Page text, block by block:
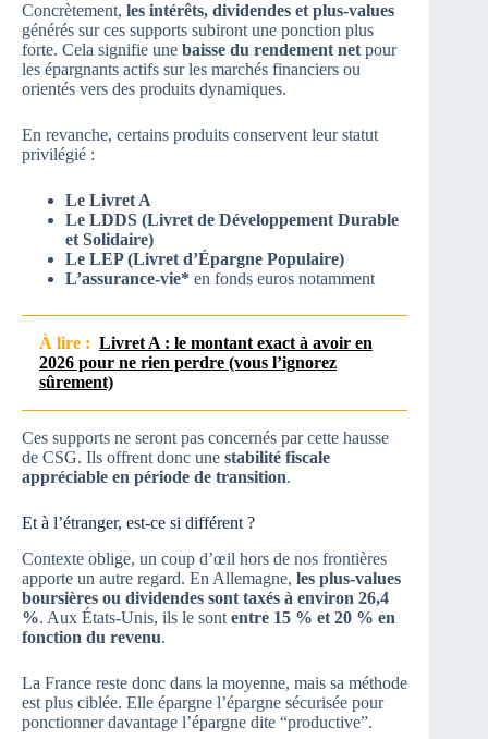
Concrètement, les intérêts, dividendes et plus-values
générés sur ces supports subiront une ponction plus
forte. Cela signifie une baisse du rendement net pour
les épargnants actifs sur les marchés financiers ou
orientés vers des produits dynamiques.
En revanche, certains produits conservent leur statut
privilégié :
Le Livret A
Le LDDS (Livret de Développement Durable
et Solidaire)
Le LEP (Livret d’Épargne Populaire)
L’assurance-vie* en fonds euros notamment
À lire : Livret A : le montant exact à avoir en
2026 pour ne rien perdre (vous l’ignorez
sûrement)
Ces supports ne seront pas concernés par cette hausse
de CSG. Ils offrent donc une stabilité fiscale
appréciable en période de transition.
Et à l’étranger, est-ce si différent ?
Contexte oblige, un coup d’œil hors de nos frontières
apporte un autre regard. En Allemagne, les plus-values
boursières ou dividendes sont taxés à environ 26,4
%. Aux États-Unis, ils le sont entre 15 % et 20 % en
fonction du revenu.
La France reste donc dans la moyenne, mais sa méthode
est plus ciblée. Elle épargne l’épargne sécurisée pour
ponctionner davantage l’épargne dite “productive”.